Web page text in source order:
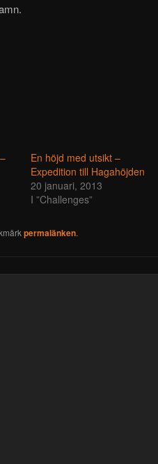
En höjd med utsikt –
Expedition till Hagahöjden
20 januari, 2013
I ”Challenges”
permalänken.